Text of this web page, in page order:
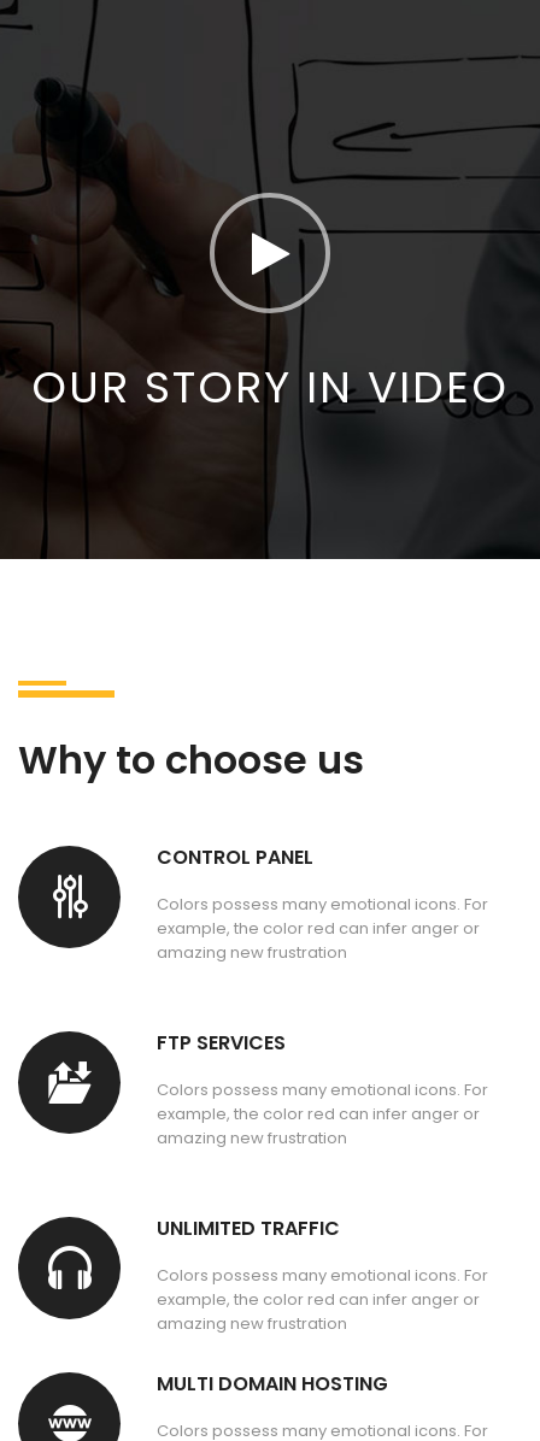
OUR STORY IN VIDEO
Why to choose us
CONTROL PANEL
Colors possess many emotional icons. For
example, the color red can infer anger or
amazing new frustration
FTP SERVICES
Colors possess many emotional icons. For
example, the color red can infer anger or
amazing new frustration
UNLIMITED TRAFFIC
Colors possess many emotional icons. For
example, the color red can infer anger or
amazing new frustration
MULTI DOMAIN HOSTING
Colors possess many emotional icons. For